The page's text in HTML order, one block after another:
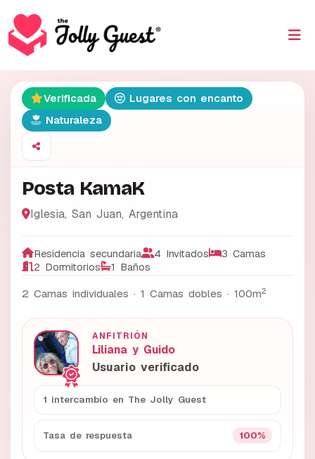
Verificada
Lugares con encanto
Naturaleza
Posta KamaK
Iglesia, San Juan, Argentina
Residencia secundaria 4 Invitados
3 Camas
2 Dormitorios
1 Baños
2 Camas individuales · 1 Camas dobles · 100m2
ANFITRIÓN
Liliana y Guido
Usuario verificado
1 intercambio en The Jolly Guest
Tasa de respuesta 100%